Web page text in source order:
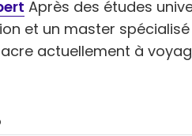
Après des études
et un master
actuellement à